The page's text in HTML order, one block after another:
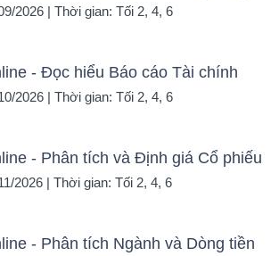
2026 | Thời gian: Tối 2, 4, 6
- Đọc hiểu Báo cáo Tài chính
2026 | Thời gian: Tối 2, 4, 6
- Phân tích và Định giá Cổ phiếu
2026 | Thời gian: Tối 2, 4, 6
- Phân tích Ngành và Dòng tiền